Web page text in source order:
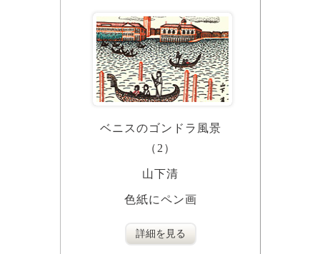
ベニスのゴンドラ風景
（2）
山下清
色紙にペン画
詳細を見る